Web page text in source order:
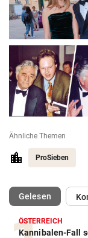
Ähnliche Themen
ProSieben
Gelesen
ÖSTERREICH
Kannibalen-Fall